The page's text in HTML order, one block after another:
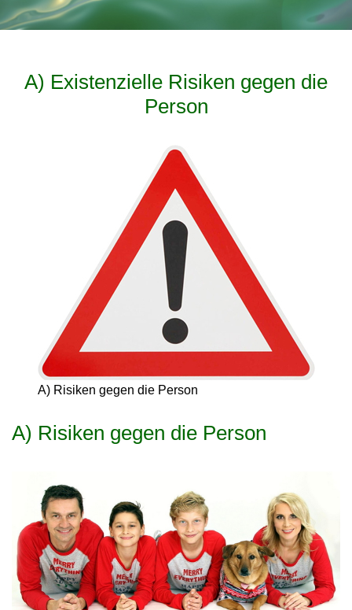
A) Existenzielle Risiken gegen die
Person
A) Risiken gegen die Person
A) Risiken gegen die Person